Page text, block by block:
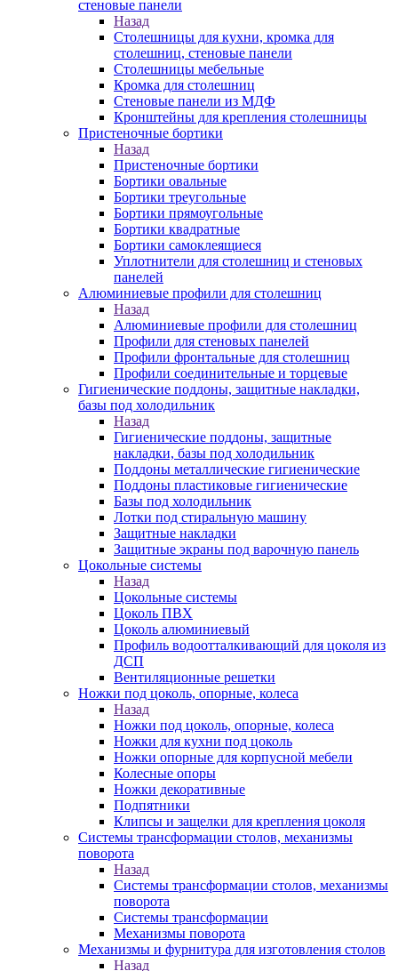
стеновые панели
Назад
Столешницы для кухни, кромка для
столешниц, стеновые панели
Столешницы мебельные
Кромка для столешниц
Стеновые панели из МДФ
Кронштейны для крепления столешницы
Пристеночные бортики
Назад
Пристеночные бортики
Бортики овальные
Бортики треугольные
Бортики прямоугольные
Бортики квадратные
Бортики самоклеящиеся
Уплотнители для столешниц и стеновых
панелей
Алюминиевые профили для столешниц
Назад
Алюминиевые профили для столешниц
Профили для стеновых панелей
Профили фронтальные для столешниц
Профили соединительные и торцевые
Гигиенические поддоны, защитные накладки,
базы под холодильник
Назад
Гигиенические поддоны, защитные
накладки, базы под холодильник
Поддоны металлические гигиенические
Поддоны пластиковые гигиенические
Базы под холодильник
Лотки под стиральную машину
Защитные накладки
Защитные экраны под варочную панель
Цокольные системы
Назад
Цокольные системы
Цоколь ПВХ
Цоколь алюминиевый
Профиль водоотталкивающий для цоколя из
ДСП
Вентиляционные решетки
Ножки под цоколь, опорные, колеса
Назад
Ножки под цоколь, опорные, колеса
Ножки для кухни под цоколь
Ножки опорные для корпусной мебели
Колесные опоры
Ножки декоративные
Подпятники
Клипсы и защелки для крепления цоколя
Системы трансформации столов, механизмы
поворота
Назад
Системы трансформации столов, механизмы
поворота
Системы трансформации
Механизмы поворота
Механизмы и фурнитура для изготовления столов
Назад